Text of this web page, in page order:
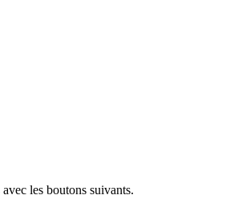
les boutons suivants.